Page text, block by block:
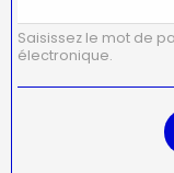
Saisissez le mot de
électronique.